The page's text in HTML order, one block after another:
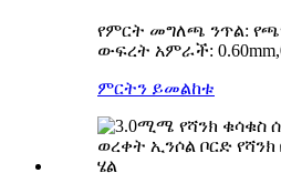
የምርት መግለጫ ንጥል:
ውፍረት አምራች:
ምርትን ይመልከቱ